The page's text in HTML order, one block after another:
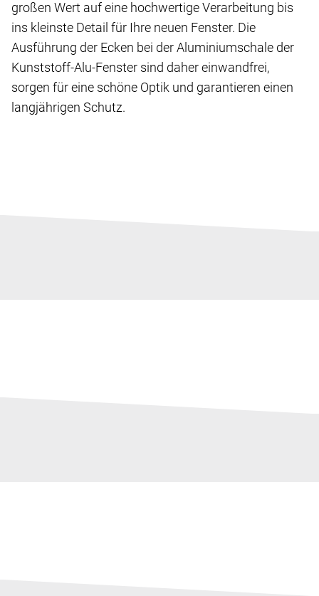
großen Wert auf eine hochwertige Verarbeitung bis
ins kleinste Detail für Ihre neuen Fenster. Die
Ausführung der Ecken bei der Aluminiumschale der
Kunststoff-Alu-Fenster sind daher einwandfrei,
sorgen für eine schöne Optik und garantieren einen
langjährigen Schutz.